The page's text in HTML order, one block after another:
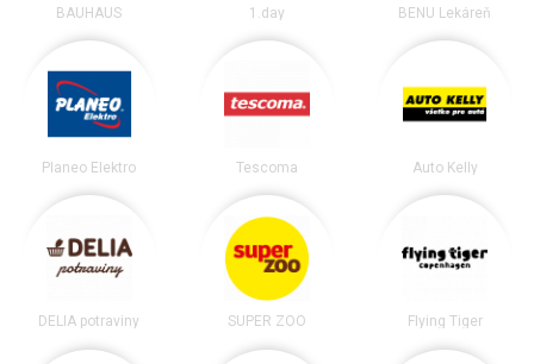
BAUHAUS 1.day BENU Lekáreň
Planeo Elektro Tescoma Auto Kelly
DELIA potraviny SUPER ZOO Flying Tiger